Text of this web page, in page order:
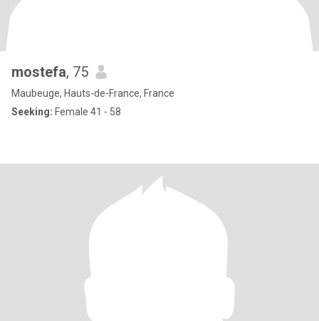
mostefa, 75
Maubeuge, Hauts-de-France, France
Seeking: Female 41 - 58